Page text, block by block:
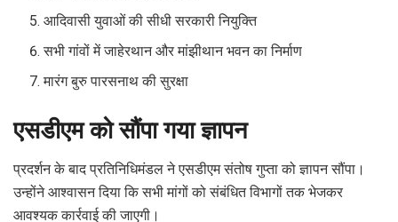
आदिवासी युवाओं की सीधी सरकारी नियुक्ति
सभी गांवों में जाहेरथान और मांझीथान भवन का निर्माण
मारंग बुरु पारसनाथ की सुरक्षा
एसडीएम को सौंपा गया ज्ञापन
प्रदर्शन के बाद प्रतिनिधिमंडल ने एसडीएम संतोष गुप्ता को ज्ञापन सौंपा।
उन्होंने आश्वासन दिया कि सभी मांगों को संबंधित विभागों तक भेजकर
आवश्यक कार्रवाई की जाएगी।